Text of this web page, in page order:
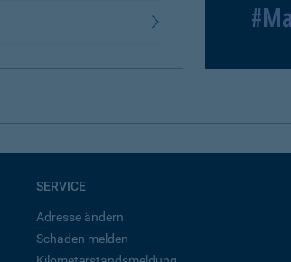
SERVICE
Adresse ändern
Schaden melden